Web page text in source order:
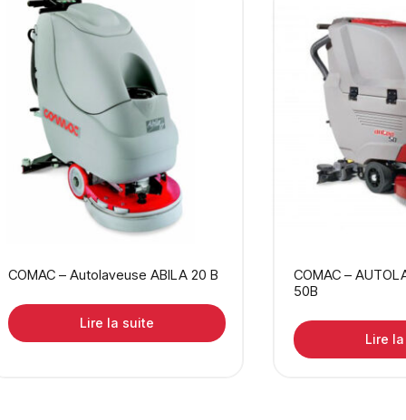
COMAC – Autolaveuse ABILA 20 B
Lire la suite
COMAC –
50B
Lire